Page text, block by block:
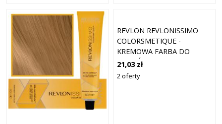
REVLON REVLONISSIMO
COLORSMETIQUE -
KREMOWA FARBA DO
WŁOSÓW, 60ML 7,4 |
ŚREDNI MIEDZIANY BLOND
21,03 zł
2 oferty